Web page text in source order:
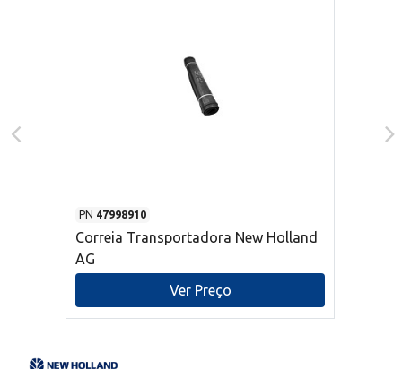
PN 47998910
Correia Transportadora New Holland
AG
Ver Preço